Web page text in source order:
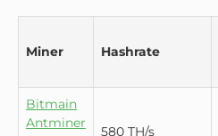
Miner Hashrate
Bitmain
Antminer
580 TH/s